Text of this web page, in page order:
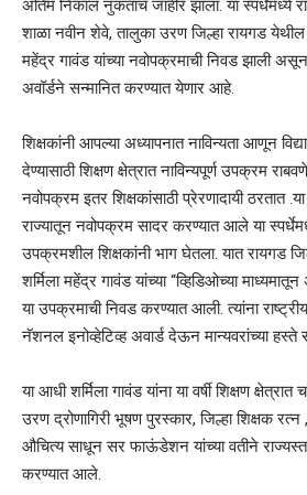
अंतिम निकाल नुकताच जाहीर झाला. या स्पर्धेमध्ये
शाळा नवीन शेवे, तालुका उरण जिल्हा रायगड येथील
महेंद्र गावंड यांच्या नवोपक्रमाची निवड झाली
अवॉर्डने सन्मानित करण्यात येणार आहे.
शिक्षकांनी आपल्या अध्यापनात नाविन्यता आणून
देण्यासाठी शिक्षण क्षेत्रात नाविन्यपूर्ण उपक्रम
नवोपक्रम इतर शिक्षकांसाठी प्रेरणादायी ठरतात
राज्यातून नवोपक्रम सादर करण्यात आले या
उपक्रमशील शिक्षकांनी भाग घेतला. यात रायगड
शर्मिला महेंद्र गावंड यांच्या “व्हिडिओच्या
या उपक्रमाची निवड करण्यात आली. त्यांना
नॅशनल इनोव्हेटिव्ह अवार्ड देऊन मान्यवरांच्या
या आधी शर्मिला गावंड यांना या वर्षी शिक्षण क्षेत्रात
उरण द्रोणागिरी भूषण पुरस्कार, जिल्हा शिक्षक रत्न
औचित्य साधून सर फाऊंडेशन यांच्या वतीने
करण्यात आले.